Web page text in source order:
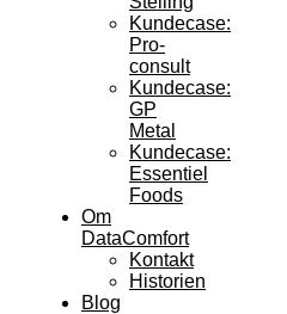
Kundecase:
Pro-
consult
Kundecase:
GP
Metal
Kundecase:
Essentiel
Foods
Om
DataComfort
Kontakt
Historien
Blog